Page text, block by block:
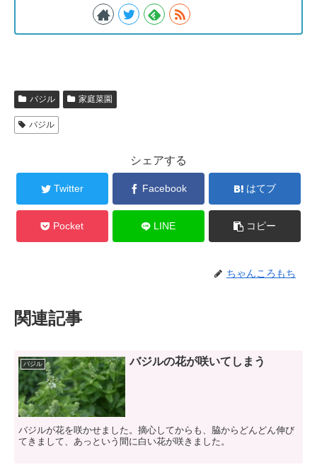
バジル 家庭菜園
バジル
シェアする
Twitter Facebook はてブ
Pocket LINE コピー
ちゃんころもち
関連記事
バジル バジルの花が咲いてしまう
バジルが花を咲かせました。摘心してからも、脇からどんどん伸び
てきまして、あっという間に白い花が咲きました。